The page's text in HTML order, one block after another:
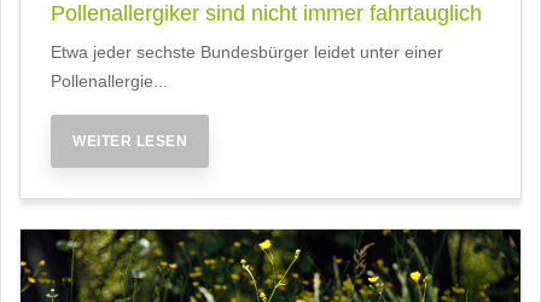
Pollenallergiker sind nicht immer fahrtauglich
Etwa jeder sechste Bundesbürger leidet unter einer
Pollenallergie...
WEITER LESEN